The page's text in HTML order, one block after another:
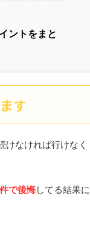
ントをまと
す
なければ行けなく
で後悔してる結果に